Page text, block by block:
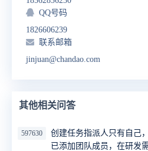
QQ号码
1826606239
联系邮箱
jinjuan@chandao.com
其他相关问答
597630
创建任务指派人只有自己
已添加团队成员，在研发